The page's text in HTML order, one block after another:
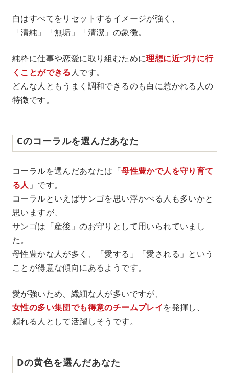
白はすべてをリセットするイメージが強く、
「清純」「無垢」「清潔」の象徴。
純粋に仕事や恋愛に取り組むために理想に近づけに行
くことができる人です。
どんな人ともうまく調和できるのも白に惹かれる人の
特徴です。
Cのコーラルを選んだあなた
コーラルを選んだあなたは「母性豊かで人を守り育て
る人 」です。
コーラルといえばサンゴを思い浮かべる人も多いかと
思いますが、
サンゴは「産後」のお守りとして用いられていまし
た。
母性豊かな人が多く、「愛する」「愛される」という
ことが得意な傾向にあるようです。
愛が強いため、繊細な人が多いですが、
女性の多い集団でも得意のチームプレイを発揮し、
頼れる人として活躍しそうです。
Dの黄色を選んだあなた